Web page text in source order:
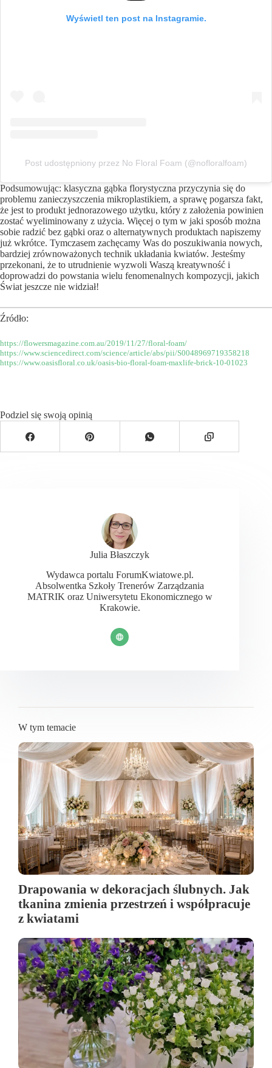
Wyświetl ten post na Instagramie.
Post udostępniony przez No Floral Foam (@nofloralfoam)
Podsumowując: klasyczna gąbka florystyczna przyczynia się do
problemu zanieczyszczenia mikroplastikiem, a sprawę pogarsza fakt,
że jest to produkt jednorazowego użytku, który z założenia powinien
zostać wyeliminowany z użycia. Więcej o tym w jaki sposób można
sobie radzić bez gąbki oraz o alternatywnych produktach napiszemy
już wkrótce. Tymczasem zachęcamy Was do poszukiwania nowych,
bardziej zrównoważonych technik układania kwiatów. Jesteśmy
przekonani, że to utrudnienie wyzwoli Waszą kreatywność i
doprowadzi do powstania wielu fenomenalnych kompozycji, jakich
Świat jeszcze nie widział!
Źródło:
https://flowersmagazine.com.au/2019/11/27/floral-foam/
https://www.sciencedirect.com/science/article/abs/pii/S0048969719358218
https://www.oasisfloral.co.uk/oasis-bio-floral-foam-maxlife-brick-10-01023
Podziel się swoją opinią
Julia Błaszczyk
Wydawca portalu ForumKwiatowe.pl.
Absolwentka Szkoły Trenerów Zarządzania
MATRIK oraz Uniwersytetu Ekonomicznego w
Krakowie.
W tym temacie
Drapowania w dekoracjach ślubnych. Jak
tkanina zmienia przestrzeń i współpracuje
z kwiatami